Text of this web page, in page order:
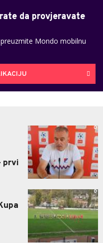
da provjeravate
Mondo mobilnu
prvi
0
0